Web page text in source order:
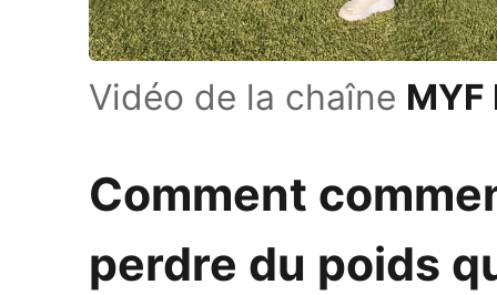
Vidéo de la chaîne MYF
Comment
perdre du poids